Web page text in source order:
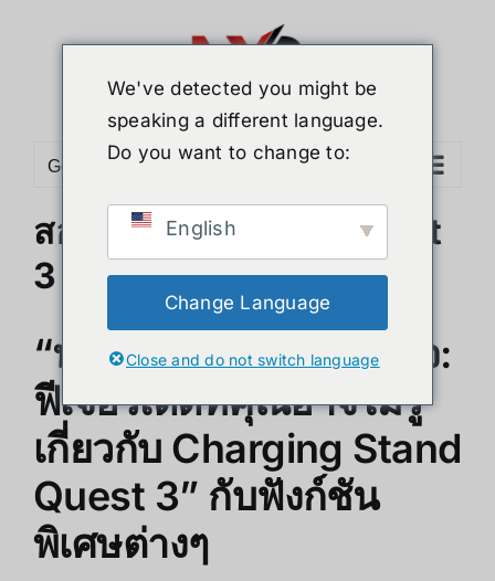
Go to...
สอยด่วน! แท่นชาร์จ Quest
3 เทพสุดในจักรวาล
“นอกเหนือจากการชาร์จ:
ฟีเจอร์เด็ดที่คุณอาจไม่รู้
เกี่ยวกับ Charging Stand
Quest 3” กับฟังก์ชัน
พิเศษต่างๆ
We've detected you might be
speaking a different language.
Do you want to change to:
English
Change Language
Close and do not switch language